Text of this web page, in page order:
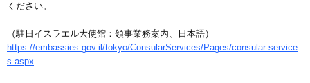
ください。
（駐日イスラエル大使館：領事業務案内、日本語）
https://embassies.gov.il/tokyo/ConsularServices/Pages/consular-service
s.aspx